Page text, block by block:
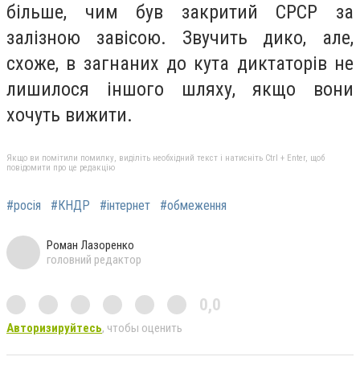
більше, чим був закритий СРСР за
залізною завісою. Звучить дико, але,
схоже, в загнаних до кута диктаторів не
лишилося іншого шляху, якщо вони
хочуть вижити.
Якщо ви помітили помилку, виділіть необхідний текст і натисніть Ctrl + Enter, щоб
повідомити про це редакцію
#росія #КНДР #інтернет #обмеження
Роман Лазоренко
головний редактор
0,0
Авторизируйтесь, чтобы оценить